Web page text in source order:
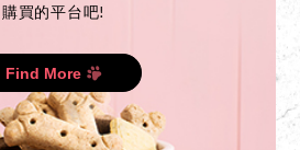
購買的平台吧!
Find More